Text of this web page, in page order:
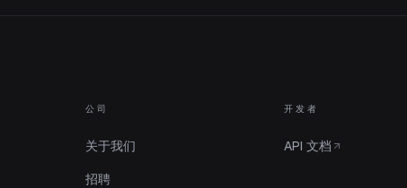
公司
关于我们
招聘
开发者
API 文档